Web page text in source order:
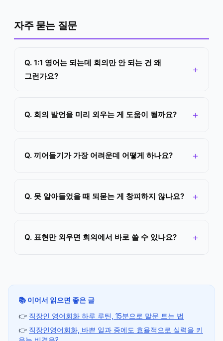
자주 묻는 질문
Q. 1:1 영어는 되는데 회의만 안 되는 건 왜
그런가요?
Q. 회의 발언을 미리 외우는 게 도움이 될까요?
Q. 끼어들기가 가장 어려운데 어떻게 하나요?
Q. 못 알아들었을 때 되묻는 게 창피하지 않나요?
Q. 표현만 외우면 회의에서 바로 쓸 수 있나요?
📚 이어서 읽으면 좋은 글
👉 직장인 영어회화 하루 루틴, 15분으로 말문 트는 법
👉 직장인영어회화, 바쁜 일과 중에도 효율적으로 실력을 키